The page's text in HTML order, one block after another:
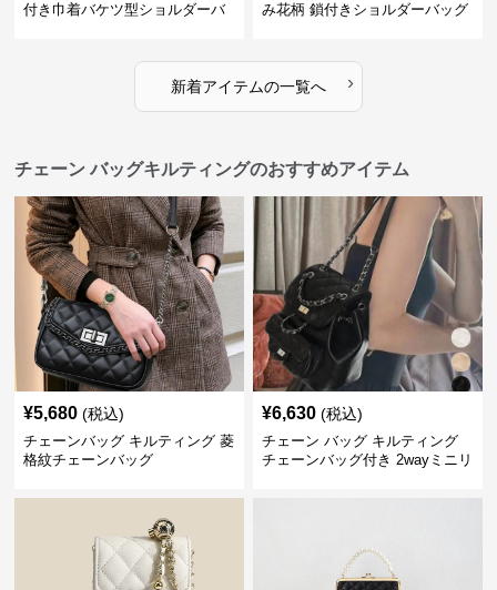
付き巾着バケツ型ショルダーバ
み花柄 鎖付きショルダーバッグ
新着アイテムの一覧へ ›
チェーン バッグキルティングのおすすめアイテム
¥5,680 (税込)
チェーンバッグ キルティング 菱
格紋チェーンバッグ
¥6,630 (税込)
チェーン バッグ キルティング
チェーンバッグ付き 2wayミニリ